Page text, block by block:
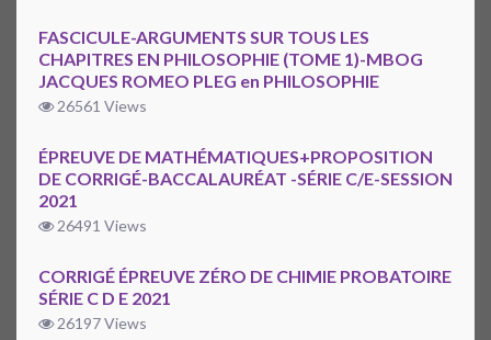
FASCICULE-ARGUMENTS SUR TOUS LES
CHAPITRES EN PHILOSOPHIE (TOME 1)-MBOG
JACQUES ROMEO PLEG en PHILOSOPHIE
26561 Views
ÉPREUVE DE MATHÉMATIQUES+PROPOSITION
DE CORRIGÉ-BACCALAURÉAT -SÉRIE C/E-SESSION
2021
26491 Views
CORRIGÉ ÉPREUVE ZÉRO DE CHIMIE PROBATOIRE
SÉRIE C D E 2021
26197 Views